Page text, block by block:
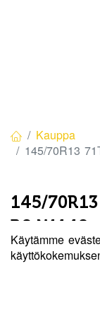
Kauppa
145/70R13
145/
RS W442
EAN:
Käytämme